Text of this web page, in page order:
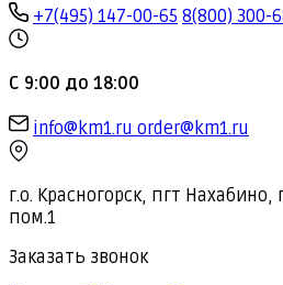
+7(495) 147-00-65 8(800) 300-
С 9:00 до 18:00
info@km1.ru order@km1.ru
г.о. Красногорск, пгт
пом.1
Заказать звонок